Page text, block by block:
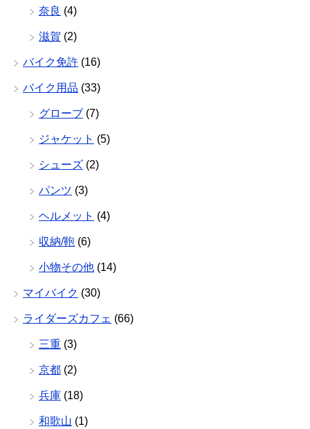
奈良 (4)
滋賀 (2)
バイク免許 (16)
バイク用品 (33)
グローブ (7)
ジャケット (5)
シューズ (2)
パンツ (3)
ヘルメット (4)
収納/鞄 (6)
小物その他 (14)
マイバイク (30)
ライダーズカフェ (66)
三重 (3)
京都 (2)
兵庫 (18)
和歌山 (1)